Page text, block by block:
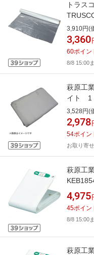
トラス
3,910円(
3,360
60ポイン
8/8 15:00
萩原工
イト 1
3,528円(
2,978
54ポイン
お取り寄
萩原工
4,975
45ポイン
8/8 15:00
萩原工